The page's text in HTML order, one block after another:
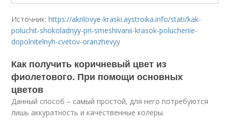
Источник:https://akrilovye-kraski.aystroika.info/stati/kak-
poluchit-shokoladnyy-pri-smeshivanii-krasok-poluchenie-
dopolnitelnyh-cvetov-oranzhevyy
Как получить коричневый цвет из
фиолетового. При помощи основных
цветов
Данный способ – самый простой, для него потребуются
лишь аккуратность и качественные колеры.